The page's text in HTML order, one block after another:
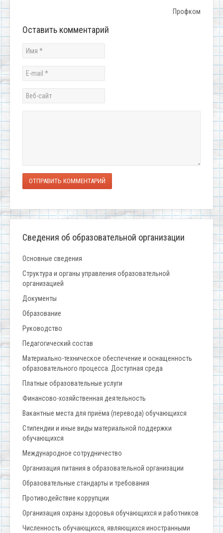
Профком
Оставить комментарий
ОТПРАВИТЬ КОММЕНТАРИЙ
Сведения об образовательной организации
Основные сведения
Структура и органы управления образовательной
организацией
Документы
Образование
Руководство
Педагогический состав
Материально-техническое обеспечение и оснащенность
образовательного процесса. Доступная среда
Платные образовательные услуги
Финансово-хозяйственная деятельность
Вакантные места для приёма (перевода) обучающихся
Стипендии и иные виды материальной поддержки
обучающихся
Международное сотрудничество
Организация питания в образовательной организации
Образовательные стандарты и требования
Противодействие коррупции
Организация охраны здоровья обучающихся и работников
Численность обучающихся, являющихся иностранными